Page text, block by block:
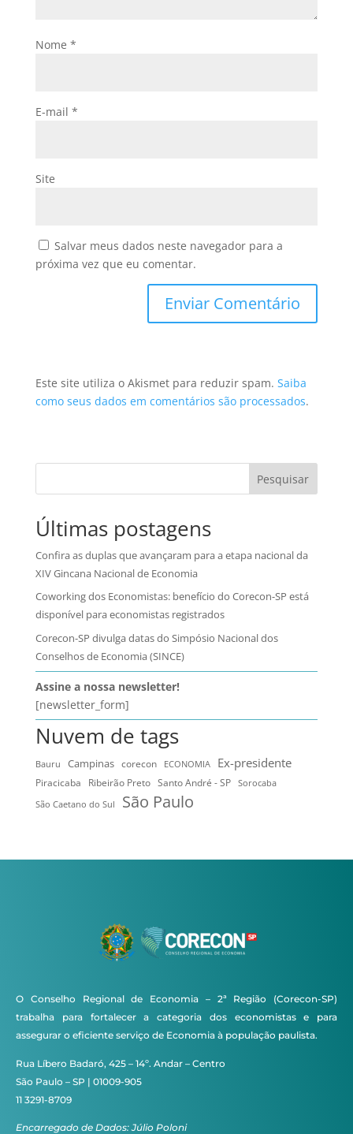
Nome *
E-mail *
Site
Salvar meus dados neste navegador para a
próxima vez que eu comentar.
Este site utiliza o Akismet para reduzir spam. Saiba
como seus dados em comentários são processados.
Pesquisar
Últimas postagens
Confira as duplas que avançaram para a etapa nacional da
XIV Gincana Nacional de Economia
Coworking dos Economistas: benefício do Corecon-SP está
disponível para economistas registrados
Corecon-SP divulga datas do Simpósio Nacional dos
Conselhos de Economia (SINCE)
Assine a nossa newsletter!
[newsletter_form]
Nuvem de tags
Bauru Campinas corecon ECONOMIA Ex-presidente
Piracicaba Ribeirão Preto Santo André - SP
Sorocaba
São Caetano do Sul
São Paulo
O Conselho Regional de Economia – 2ª Região (Corecon-SP)
trabalha para fortalecer a categoria dos economistas e para
assegurar o eficiente serviço de Economia à população paulista.
Rua Líbero Badaró, 425 – 14º. Andar – Centro
São Paulo – SP | 01009-905
11 3291-8709
Encarregado de Dados: Júlio Poloni